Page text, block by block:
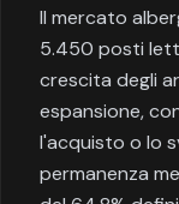
Il mercato
5.450 posti
crescita degli
espansione,
l'acquisto o lo
permanenza